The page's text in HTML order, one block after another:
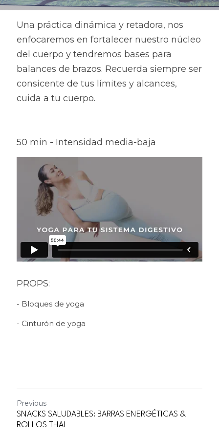
Una práctica dinámica y retadora, nos
enfocaremos en fortalecer nuestro núcleo
del cuerpo y tendremos bases para
balances de brazos. Recuerda siempre ser
consicente de tus límites y alcances,
cuida a tu cuerpo.
50 min - Intensidad media-baja
PROPS:
- Bloques de yoga
- Cinturón de yoga
Previous
SNACKS SALUDABLES: BARRAS ENERGÉTICAS &
ROLLOS THAI